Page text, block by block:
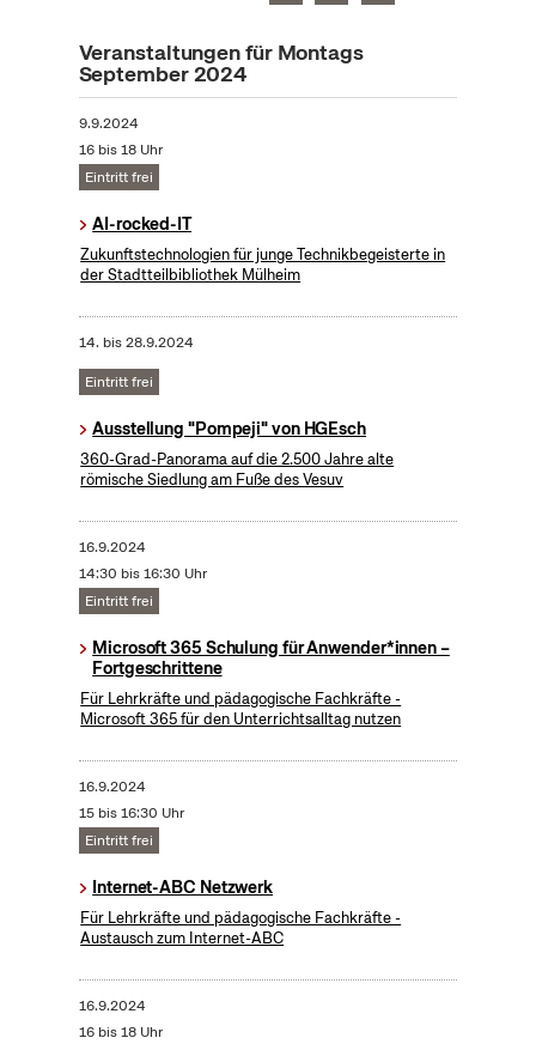
Veranstaltungen für Montags
September 2024
9.9.2024
16 bis 18 Uhr
Eintritt frei
AI-rocked-IT
Zukunftstechnologien für junge Technikbegeisterte in
der Stadtteilbibliothek Mülheim
14. bis28.9.2024
Eintritt frei
Ausstellung "Pompeji" von HGEsch
360-Grad-Panorama auf die 2.500 Jahre alte
römische Siedlung am Fuße des Vesuv
16.9.2024
14:30 bis 16:30 Uhr
Eintritt frei
Microsoft 365 Schulung für Anwender*innen –
Fortgeschrittene
Für Lehrkräfte und pädagogische Fachkräfte -
Microsoft 365 für den Unterrichtsalltag nutzen
16.9.2024
15 bis 16:30 Uhr
Eintritt frei
Internet-ABC Netzwerk
Für Lehrkräfte und pädagogische Fachkräfte -
Austausch zum Internet-ABC
16.9.2024
16 bis 18 Uhr